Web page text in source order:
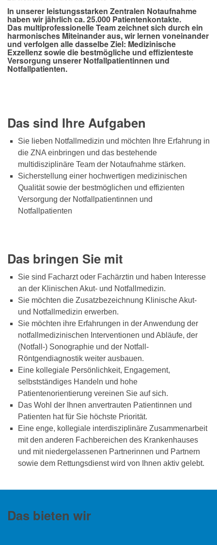
In unserer leistungsstarken Zentralen Notaufnahme
haben wir jährlich ca. 25.000 Patientenkontakte.
Das multiprofessionelle Team zeichnet sich durch ein
harmonisches Miteinander aus, wir lernen voneinander
und verfolgen alle dasselbe Ziel: Medizinische
Exzellenz sowie die bestmögliche und effizienteste
Versorgung unserer Notfallpatientinnen und
Notfallpatienten.
Das sind Ihre Aufgaben
Sie lieben Notfallmedizin und möchten Ihre Erfahrung in
die ZNA einbringen und das bestehende
multidisziplinäre Team der Notaufnahme stärken.
Sicherstellung einer hochwertigen medizinischen
Qualität sowie der bestmöglichen und effizienten
Versorgung der Notfallpatientinnen und
Notfallpatienten
Das bringen Sie mit
Sie sind Facharzt oder Fachärztin und haben Interesse
an der Klinischen Akut- und Notfallmedizin.
Sie möchten die Zusatzbezeichnung Klinische Akut-
und Notfallmedizin erwerben.
Sie möchten ihre Erfahrungen in der Anwendung der
notfallmedizinischen Interventionen und Abläufe, der
(Notfall-) Sonographie und der Notfall-
Röntgendiagnostik weiter ausbauen.
Eine kollegiale Persönlichkeit, Engagement,
selbstständiges Handeln und hohe
Patientenorientierung vereinen Sie auf sich.
Das Wohl der Ihnen anvertrauten Patientinnen und
Patienten hat für Sie höchste Priorität.
Eine enge, kollegiale interdisziplinäre Zusammenarbeit
mit den anderen Fachbereichen des Krankenhauses
und mit niedergelassenen Partnerinnen und Partnern
sowie dem Rettungsdienst wird von Ihnen aktiv gelebt.
Das bieten wir